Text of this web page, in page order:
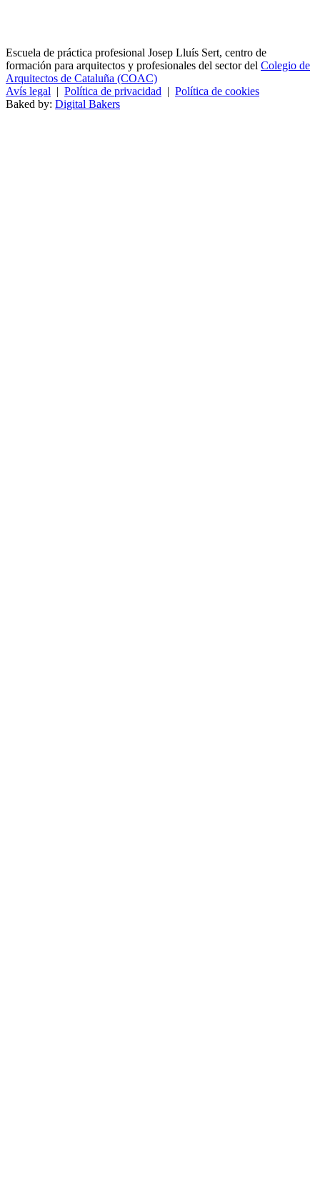
Escuela de práctica profesional Josep Lluís Sert, centro de
formación para arquitectos y profesionales del sector del Colegio de
Arquitectos de Cataluña (COAC)
Avís legal | Política de privacidad | Política de cookies
Baked by: Digital Bakers